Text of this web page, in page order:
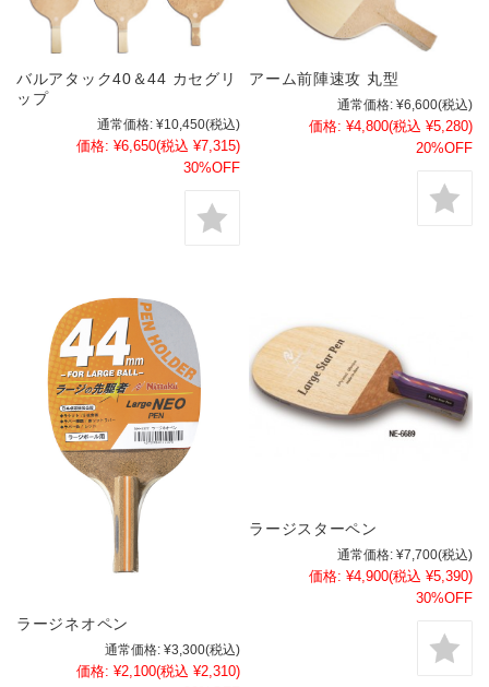
バルアタック40＆44 カセグリ
ップ
通常価格: ¥10,450(税込)
価格: ¥6,650(税込 ¥7,315)
30%OFF
アーム前陣速攻 丸型
通常価格: ¥6,600(税込)
価格: ¥4,800(税込 ¥5,280)
20%OFF
ラージネオペン
通常価格: ¥3,300(税込)
価格: ¥2,100(税込 ¥2,310)
ラージスターペン
通常価格: ¥7,700(税込)
価格: ¥4,900(税込 ¥5,390)
30%OFF